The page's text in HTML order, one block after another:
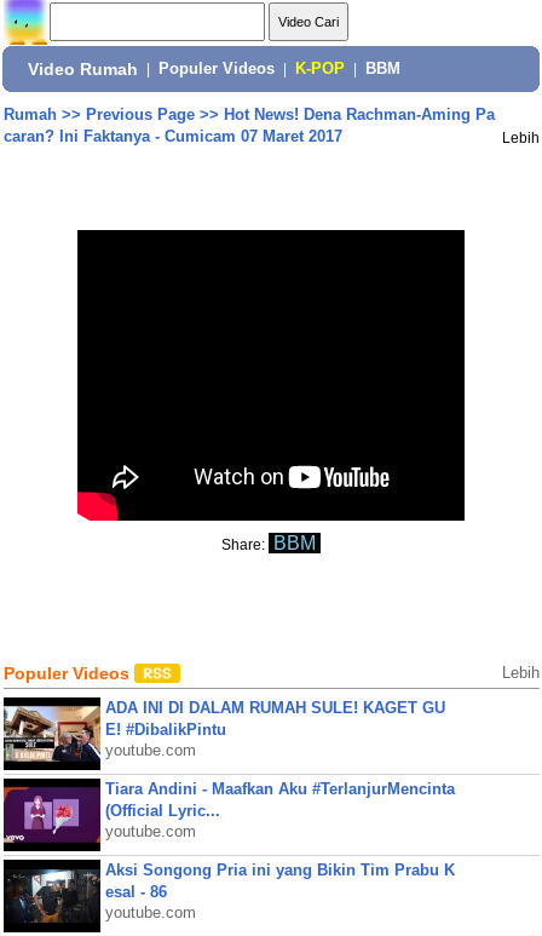
Video Rumah Populer Videos K-POP BBM
Rumah>> Previous Page>> Hot News! Dena Rachman-Aming Pa
caran? Ini Faktanya - Cumicam 07 Maret 2017
Lebih
Share: BBM
Populer Videos Lebih
ADA INI DI DALAM RUMAH SULE! KAGET GU
E! #DibalikPintu
youtube.com
Tiara Andini - Maafkan Aku #TerlanjurMencinta
(Official Lyric...
youtube.com
Aksi Songong Pria ini yang Bikin Tim Prabu K
esal - 86
youtube.com